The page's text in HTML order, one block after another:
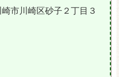
市川崎区砂子２丁目３